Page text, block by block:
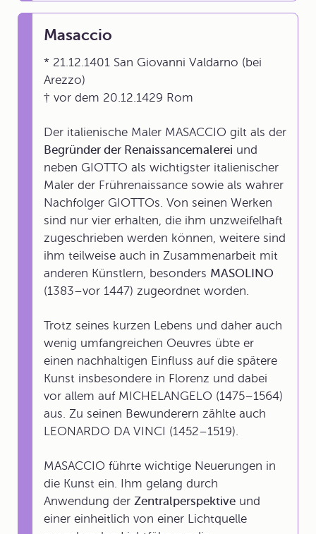
Masaccio
* 21.12.1401 San Giovanni Valdarno (bei
Arezzo)
† vor dem 20.12.1429 Rom
Der italienische Maler MASACCIO gilt als der
Begründer der Renaissancemalerei und
neben GIOTTO als wichtigster italienischer
Maler der Frührenaissance sowie als wahrer
Nachfolger GIOTTOs. Von seinen Werken
sind nur vier erhalten, die ihm unzweifelhaft
zugeschrieben werden können, weitere sind
ihm teilweise auch in Zusammenarbeit mit
anderen Künstlern, besonders MASOLINO
(1383–vor 1447) zugeordnet worden.
Trotz seines kurzen Lebens und daher auch
wenig umfangreichen Oeuvres übte er
einen nachhaltigen Einfluss auf die spätere
Kunst insbesondere in Florenz und dabei
vor allem auf MICHELANGELO (1475–1564)
aus. Zu seinen Bewunderern zählte auch
LEONARDO DA VINCI (1452–1519).
MASACCIO führte wichtige Neuerungen in
die Kunst ein. Ihm gelang durch
Anwendung der Zentralperspektive und
einer einheitlich von einer Lichtquelle